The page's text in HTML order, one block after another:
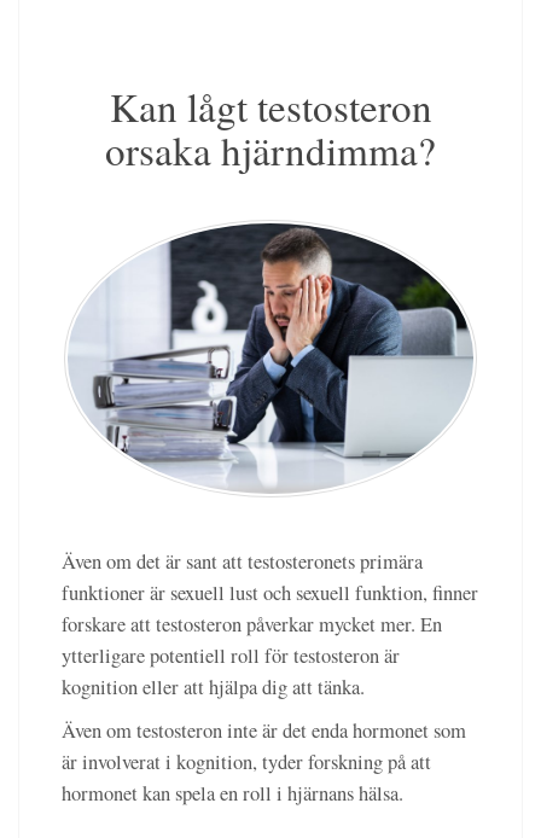
Kan lågt testosteron
orsaka hjärndimma?
Även om det är sant att testosteronets primära
funktioner är sexuell lust och sexuell funktion, finner
forskare att testosteron påverkar mycket mer. En
ytterligare potentiell roll för testosteron är
kognition eller att hjälpa dig att tänka.
Även om testosteron inte är det enda hormonet som
är involverat i kognition, tyder forskning på att
hormonet kan spela en roll i hjärnans hälsa.